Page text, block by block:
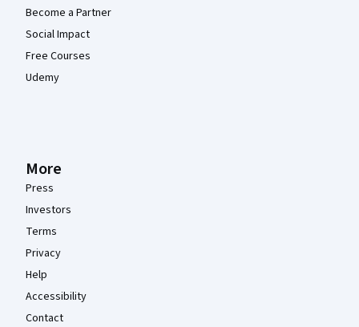
Become a Partner
Social Impact
Free Courses
Udemy
More
Press
Investors
Terms
Privacy
Help
Accessibility
Contact